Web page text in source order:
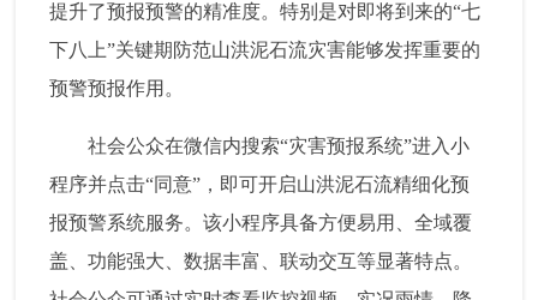
提升了预报预警的精准度。特别是对即将到来的“七
下八上”关键期防范山洪泥石流灾害能够发挥重要的
预警预报作用。
社会公众在微信内搜索“灾害预报系统”进入小
程序并点击“同意”，即可开启山洪泥石流精细化预
报预警系统服务。该小程序具备方便易用、全域覆
盖、功能强大、数据丰富、联动交互等显著特点。